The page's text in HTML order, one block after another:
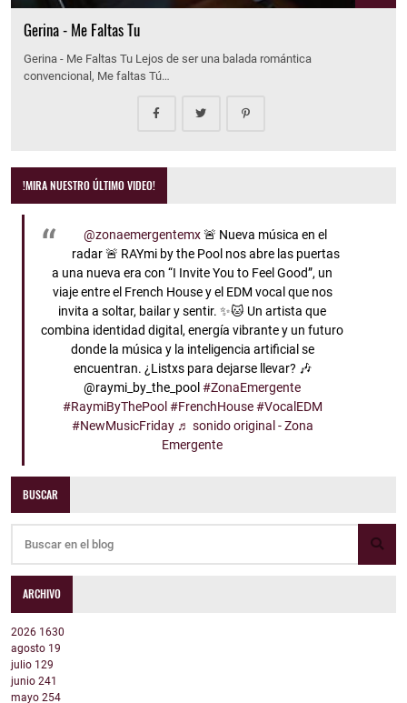
Gerina - Me Faltas Tu
Gerina - Me Faltas Tu Lejos de ser una balada romántica
convencional, Me faltas Tú…
!MIRA NUESTRO ÚLTIMO VIDEO!
@zonaemergentemx🚨 Nueva música en el
radar 🚨 RAYmi by the Pool nos abre las puertas
a una nueva era con “I Invite You to Feel Good”, un
viaje entre el French House y el EDM vocal que nos
invita a soltar, bailar y sentir. ✨🐱 Un artista que
combina identidad digital, energía vibrante y un futuro
donde la música y la inteligencia artificial se
encuentran. ¿Listxs para dejarse llevar? 🎶
@raymi_by_the_pool #ZonaEmergente
#RaymiByThePool #FrenchHouse #VocalEDM
#NewMusicFriday ♬ sonido original - Zona
Emergente
BUSCAR
ARCHIVO
2026 1630
agosto 19
julio 129
junio 241
mayo 254